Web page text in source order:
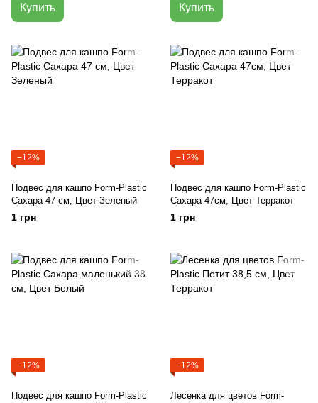
Купить Купить
−12%
Подвес для кашпо Form-Plastic
Сахара 47 см, Цвет Зеленый
1 грн
−12%
Подвес для кашпо Form-Plastic
Сахара 47см, Цвет Терракот
1 грн
−12%
Подвес для кашпо Form-Plastic
−12%
Лесенка для цветов Form-